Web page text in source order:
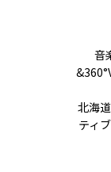
音
北海
ティ